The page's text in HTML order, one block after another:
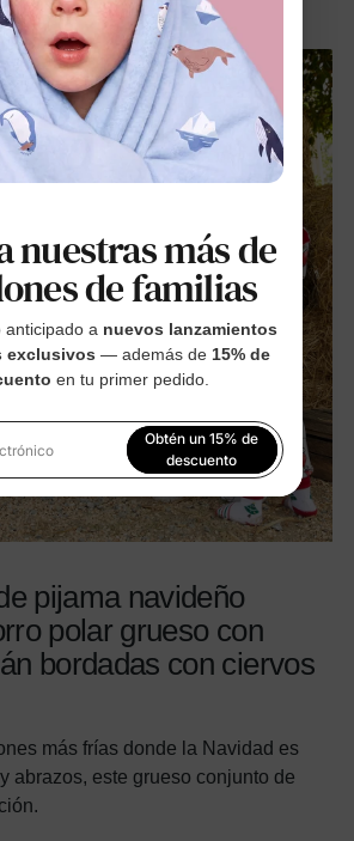
pijama navideño
polar grueso con
bordadas con ciervos
más frías donde la Navidad es
abrazos, este grueso conjunto de
nuestras más de
de familias
anticipado a nuevos lanzamientos
exclusivos — además de 15% de
en tu primer pedido.
Obtén un 15% de
descuento
aceptas nuestra Política de privacidad